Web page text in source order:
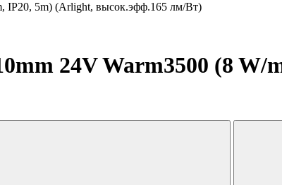
IP20, 5m) (Arlight, высок.эфф.165 лм/Вт)
24V Warm3500 (8